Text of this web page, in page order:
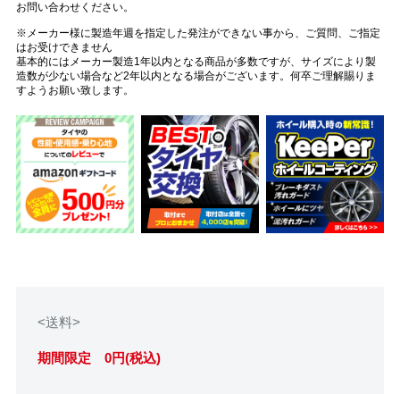
お問い合わせください。
※メーカー様に製造年週を指定した発注ができない事から、ご質問、ご指定
はお受けできません
基本的にはメーカー製造1年以内となる商品が多数ですが、サイズにより製
造数が少ない場合など2年以内となる場合がございます。何卒ご理解賜りま
すようお願い致します。
<送料>
期間限定 0円(税込)